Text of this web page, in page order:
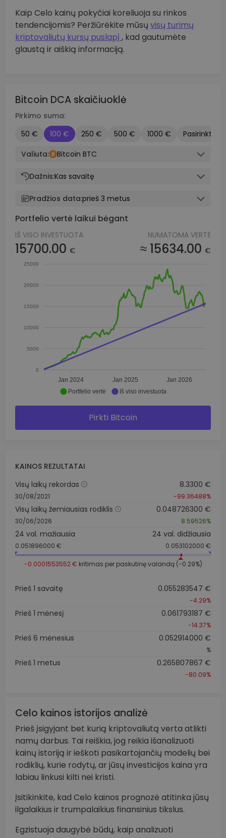
Kaip Celo kainų pokyčiai koreliuoja su rinkos
tendencijomis? Peržiūrėkite mūsų visų turimų
kriptovaliutų kursų puslapį , kad gautumėte
glaustą ir aiškią informaciją.
Bitcoin DCA skaičiuoklė
Pirkimo suma:
50 €
100 € 250 € 500 € 1000 €
Pasirinktinis
Valiuta:
Bitcoin BTC
Dažnis:Kas savaitę
Pradžios data:prieš 3 metus
Portfelio vertė laikui bėgant
IŠ VISO INVESTUOTA
15700.00 €
NUMATOMA VERTĖ
≈ 15634.00 €
25000
20000
15000
10000
5000
0
Jan 2024 Jan 2025 Jan 2026
Portfelio vertė Iš viso investuota
Pirkti Bitcoin
KAINOS REZULTATAI
Visų laikų rekordas
30/08/2021
8.3300 €
-99.36488%
Visų laikų žemiausias rodiklis
30/06/2026
0.048726300 €
8.59526%
24 val. mažiausia
0.051896000 €
24 val. didžiausia
0.053102000 €
-0.0001553552 € kritimas per paskutinę valandą (-0.29%)
Prieš 1 savaitę 0.055283547 €
-4.29%
Prieš 1 mėnesį 0.061793187 €
-14.37%
Prieš 6 mėnesius 0.052914000 €
%
Prieš 1 metus 0.265807867 €
-80.09%
Celo kainos istorijos analizė
Prieš įsigyjant bet kurią kriptovaliutą verta atlikti
namų darbus. Tai reiškia, jog reikia išanalizuoti
kainų istoriją ir ieškoti pasikartojančių modelių bei
rodiklių, kurie rodytų, ar jūsų investicijos kaina yra
labiau linkusi kilti nei kristi.
Įsitikinkite, kad Celo kainos prognozė atitinka jūsų
ilgalaikius ir trumpalaikius finansinius tikslus.
Egzistuoja daugybė būdų, kaip analizuoti